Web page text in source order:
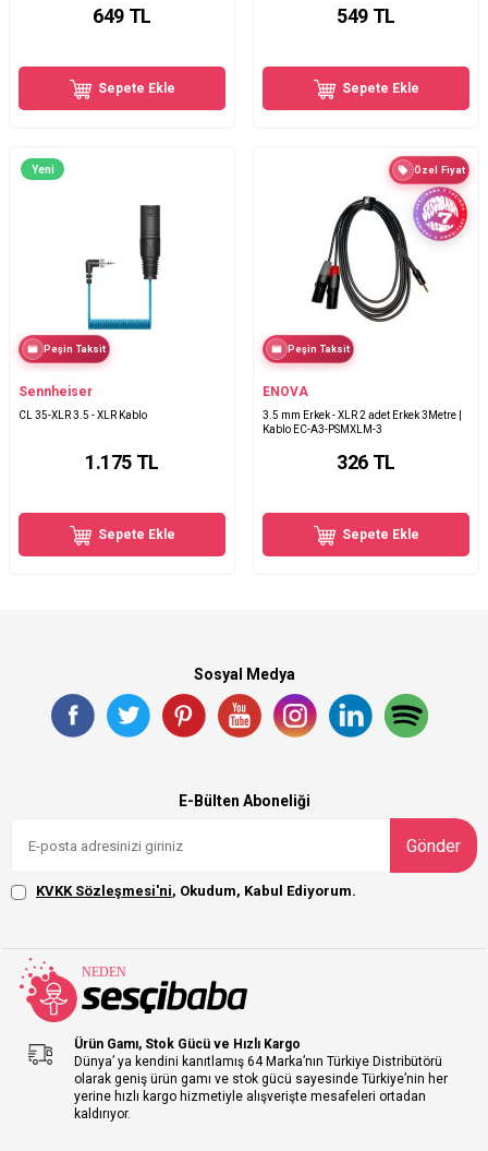
649 TL
Sepete Ekle
549 TL
Sepete Ekle
Yeni
Peşin Taksit
Sennheiser
CL 35-XLR 3.5 - XLR Kablo
1.175 TL
Sepete Ekle
Özel Fiyat
Peşin Taksit
ENOVA
3.5 mm Erkek - XLR 2 adet Erkek 3Metre |
Kablo EC-A3-PSMXLM-3
326 TL
Sepete Ekle
Sosyal Medya
E-Bülten Aboneliği
Gönder
KVKK Sözleşmesi'ni, Okudum, Kabul Ediyorum.
Ürün Gamı, Stok Gücü ve Hızlı Kargo
Dünya’ ya kendini kanıtlamış 64 Marka’nın Türkiye Distribütörü
olarak geniş ürün gamı ve stok gücü sayesinde Türkiye’nin her
yerine hızlı kargo hizmetiyle alışverişte mesafeleri ortadan
kaldırıyor.